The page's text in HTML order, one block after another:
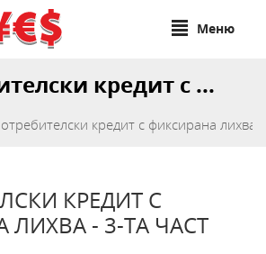
Меню
кредит с ...
кредит с фиксирана лихва
КРЕДИТ С
- 3-ТА ЧАСТ